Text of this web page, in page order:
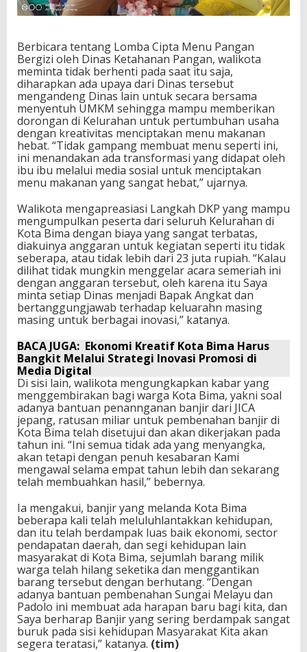
Berbicara tentang Lomba Cipta Menu Pangan
Bergizi oleh Dinas Ketahanan Pangan, walikota
meminta tidak berhenti pada saat itu saja,
diharapkan ada upaya dari Dinas tersebut
mengandeng Dinas lain untuk secara bersama
menyentuh UMKM sehingga mampu memberikan
dorongan di Kelurahan untuk pertumbuhan usaha
dengan kreativitas menciptakan menu makanan
hebat. “Tidak gampang membuat menu seperti ini,
ini menandakan ada transformasi yang didapat oleh
ibu ibu melalui media sosial untuk menciptakan
menu makanan yang sangat hebat,” ujarnya.
Walikota mengapreasiasi Langkah DKP yang mampu
mengumpulkan peserta dari seluruh Kelurahan di
Kota Bima dengan biaya yang sangat terbatas,
diakuinya anggaran untuk kegiatan seperti itu tidak
seberapa, atau tidak lebih dari 23 juta rupiah. “Kalau
dilihat tidak mungkin menggelar acara semeriah ini
dengan anggaran tersebut, oleh karena itu Saya
minta setiap Dinas menjadi Bapak Angkat dan
bertanggungjawab terhadap keluarahn masing
masing untuk berbagai inovasi,” katanya.
BACA JUGA: Ekonomi Kreatif Kota Bima Harus
Bangkit Melalui Strategi Inovasi Promosi di
Media Digital
Di sisi lain, walikota mengungkapkan kabar yang
menggembirakan bagi warga Kota Bima, yakni soal
adanya bantuan penannganan banjir dari JICA
jepang, ratusan miliar untuk pembenahan banjir di
Kota Bima telah disetujui dan akan dikerjakan pada
tahun ini. “Ini semua tidak ada yang menyangka,
akan tetapi dengan penuh kesabaran Kami
mengawal selama empat tahun lebih dan sekarang
telah membuahkan hasil,” bebernya.
Ia mengakui, banjir yang melanda Kota Bima
beberapa kali telah meluluhlantakkan kehidupan,
dan itu telah berdampak luas baik ekonomi, sector
pendapatan daerah, dan segi kehidupan lain
masyarakat di Kota Bima, sejumlah barang milik
warga telah hilang seketika dan menggantikan
barang tersebut dengan berhutang. “Dengan
adanya bantuan pembenahan Sungai Melayu dan
Padolo ini membuat ada harapan baru bagi kita, dan
Saya berharap Banjir yang sering berdampak sangat
buruk pada sisi kehidupan Masyarakat Kita akan
segera teratasi,” katanya. (tim)